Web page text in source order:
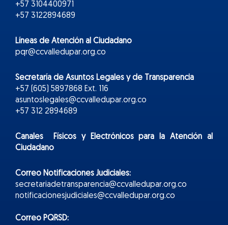
+57 3104400971
+57 3122894689
Líneas de Atención al Ciudadano
pqr@ccvalledupar.org.co
Secretaría de Asuntos Legales y de Transparencia
+57 (605) 5897868 Ext. 116
asuntoslegales@ccvalledupar.org.co
+57 312 2894689
Canales Físicos yElectrónicospara la Atención al
Ciudadano
Correo Notificaciones Judiciales:
secretariadetransparencia@ccvalledupar.org.co
notificacionesjudiciales@ccvalledupar.org.co
Correo PQRSD: